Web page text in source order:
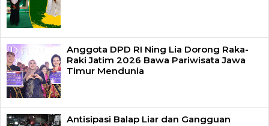
Anggota DPD RI Ning Lia Dorong Raka-
Raki Jatim 2026 Bawa Pariwisata Jawa
Timur Mendunia
Antisipasi Balap Liar dan Gangguan